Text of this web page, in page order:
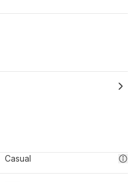
Casual